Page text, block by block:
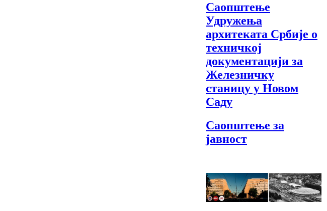
Саопштење
Удружења
архитеката Србије о
техничкој
документацији за
Железничку
станицу у Новом
Саду
Саопштење за
јавност